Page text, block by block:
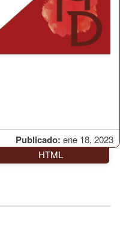
Publicado: ene 18, 2023
HTML